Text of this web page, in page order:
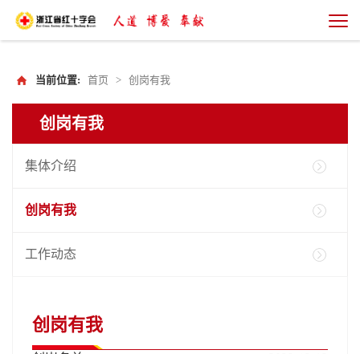
当前位置: 首页 > 创岗有我
创岗有我
集体介绍
创岗有我
工作动态
创岗有我